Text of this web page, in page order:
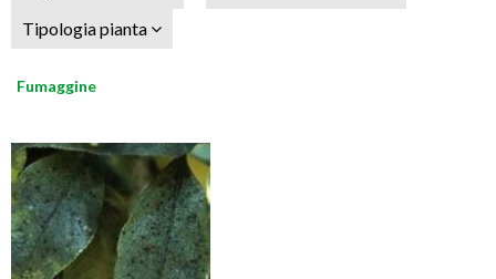
Tipologia pianta
Fumaggine